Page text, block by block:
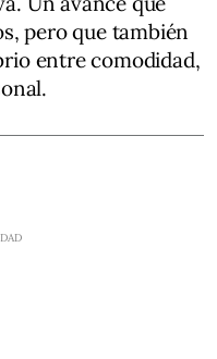
pero que también
entre comodidad,